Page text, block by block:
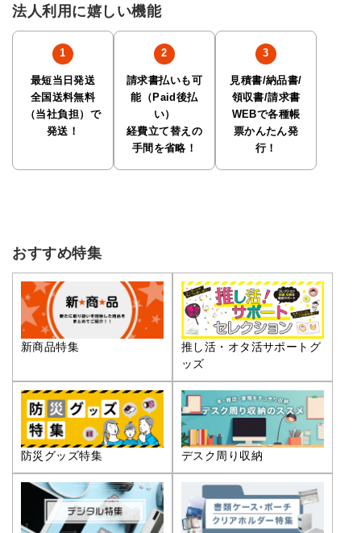
法人利用に嬉しい機能
最短当日発送
全国送料無料
（当社負担）で
発送！
請求書払いも可
能（Paid後払
い）
経費立て替えの
手間を省略！
見積書/納品書/
領収書/請求書
WEBで各種帳
票かんたん発
行！
おすすめ特集
新商品特集
推し活・オタ活サポートグ
ッズ
防災グッズ特集 デスク周り収納